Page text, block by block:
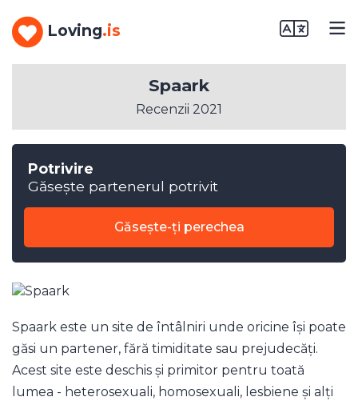
Loving.is
Potrivire
Găsește partenerul potrivit
Găsește-ți perechea
Spaark
Recenzii 2021
Spaark este un site de întâlniri unde oricine își poate
găsi un partener, fără timiditate sau prejudecăți.
Acest site este deschis și primitor pentru toată
lumea - heterosexuali, homosexuali, lesbiene și alți